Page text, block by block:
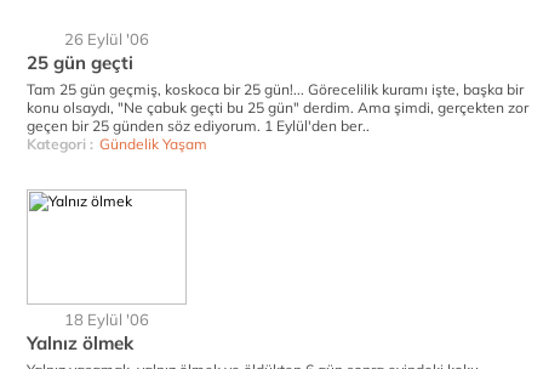
26 Eylül '06
25 gün geçti
Tam 25 gün geçmiş, koskoca bir 25 gün!... Görecelilik kuramı işte, başka bir
konu olsaydı, "Ne çabuk geçti bu 25 gün" derdim. Ama şimdi, gerçekten zor
geçen bir 25 günden söz ediyorum. 1 Eylül'den ber..
Kategori : Gündelik Yaşam
18 Eylül '06
Yalnız ölmek